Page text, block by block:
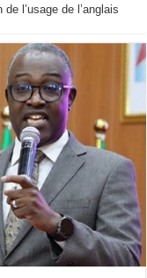
l’usage de l’anglais